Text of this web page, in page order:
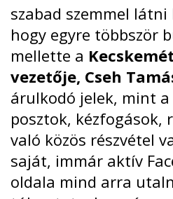
szabad szemmel látni
hogy egyre többször
mellette a
vezetője, Cseh
árulkodó jelek, mint a
posztok, kézfogások,
való közös részvétel
saját, immár aktív
oldala mind arra